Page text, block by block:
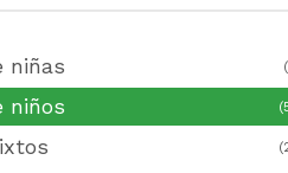
niñas
niños